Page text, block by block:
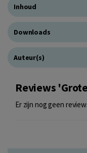
Inhoud
Downloads
Auteur(s)
Reviews
Er zijn nog geen